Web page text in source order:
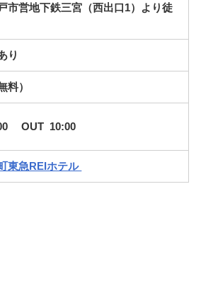
市営地下鉄三宮（西出口1）より徒
り
料）
OUT 10:00
東急REIホテル